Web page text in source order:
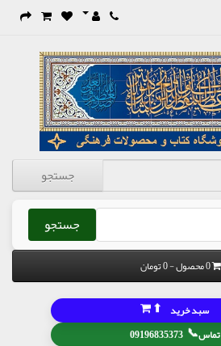
جستجو
جستجو
0 محصول - 0 تومان
تماس📞
09196835373
سبد خرید ⬆